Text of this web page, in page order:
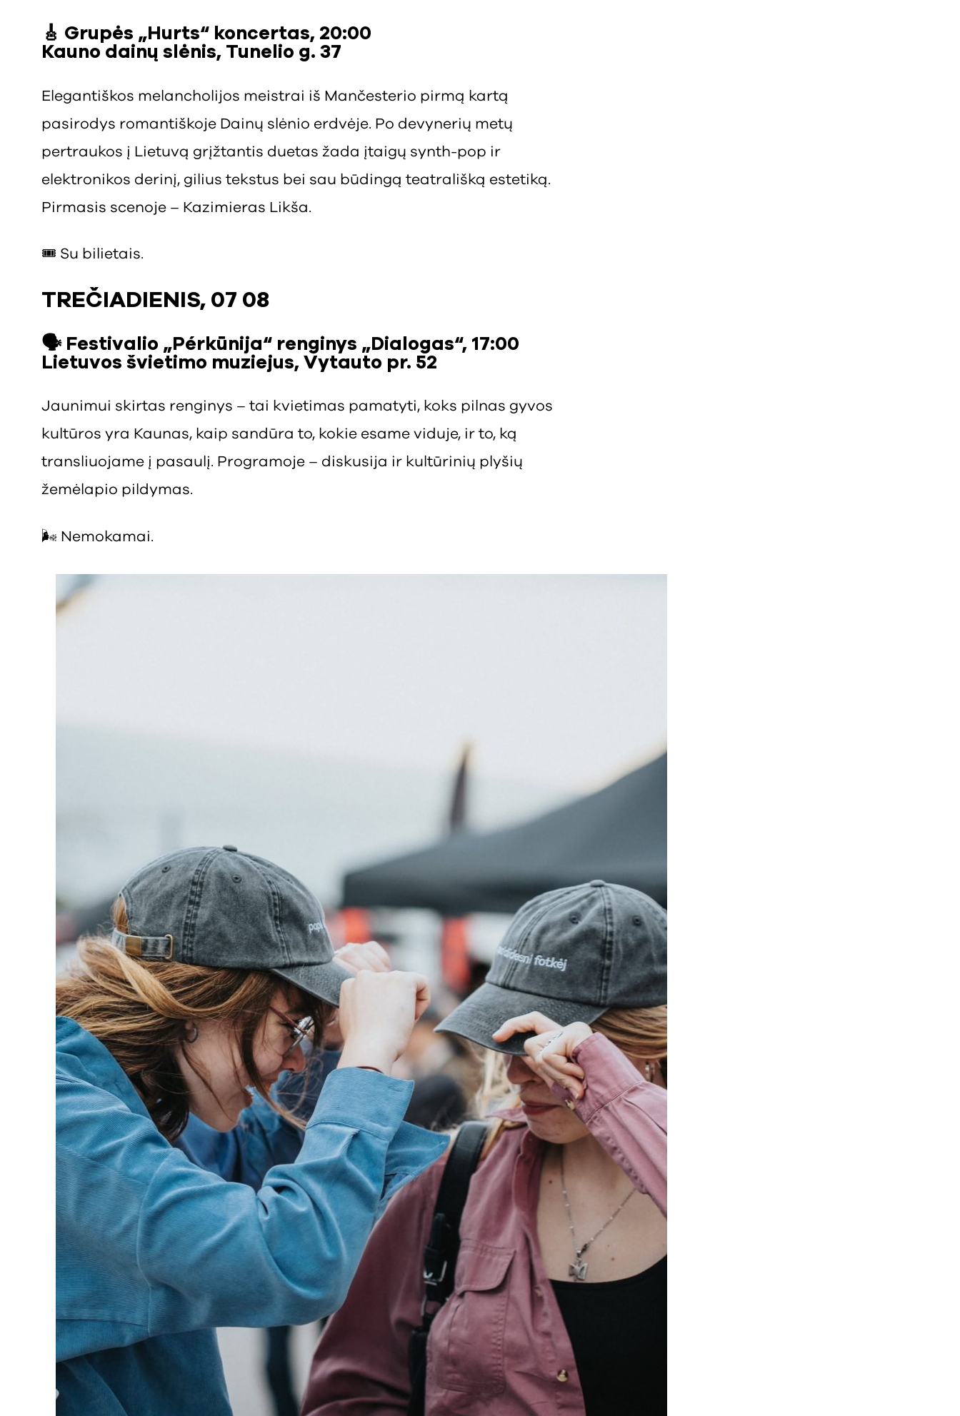
🎸 Grupės „Hurts“ koncertas, 20:00
Kauno dainų slėnis, Tunelio g. 37
Elegantiškos melancholijos meistrai iš Mančesterio pirmą kartą
pasirodys romantiškoje Dainų slėnio erdvėje. Po devynerių metų
pertraukos į Lietuvą grįžtantis duetas žada įtaigų synth-pop ir
elektronikos derinį, gilius tekstus bei sau būdingą teatrališką estetiką.
Pirmasis scenoje – Kazimieras Likša.
🎟️ Su bilietais.
TREČIADIENIS, 07 08
🗣️ Festivalio „Pérkūnija“ renginys „Dialogas“, 17:00
Lietuvos švietimo muziejus, Vytauto pr. 52
Jaunimui skirtas renginys – tai kvietimas pamatyti, koks pilnas gyvos
kultūros yra Kaunas, kaip sandūra to, kokie esame viduje, ir to, ką
transliuojame į pasaulį. Programoje – diskusija ir kultūrinių plyšių
žemėlapio pildymas.
🌬️ Nemokamai.